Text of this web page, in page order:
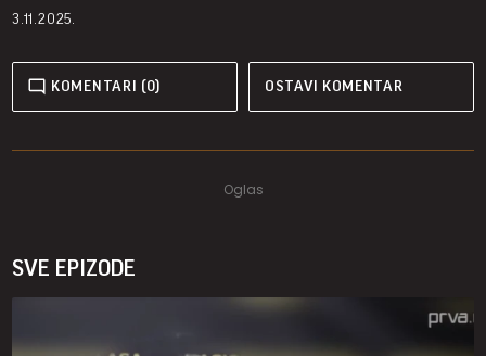
3.11.2025.
KOMENTARI (0) OSTAVI KOMENTAR
SVE EPIZODE